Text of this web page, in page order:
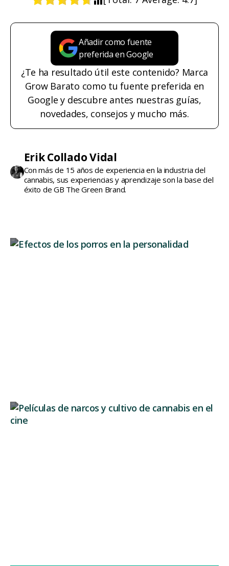
Añadir como fuente
preferida en Google
¿Te ha resultado útil este contenido? Marca
Grow Barato como tu fuente preferida en
Google y descubre antes nuestras guías,
novedades, consejos y mucho más.
Erik Collado Vidal
Con más de 15 años de experiencia en la industria del
cannabis, sus experiencias y aprendizaje son la base del
éxito de GB The Green Brand.